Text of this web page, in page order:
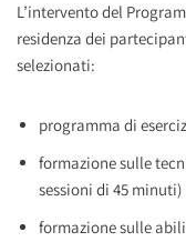
L’intervento del
residenza dei
selezionati:
programma di
formazione sulle
sessioni di 45 minuti)
formazione sulle